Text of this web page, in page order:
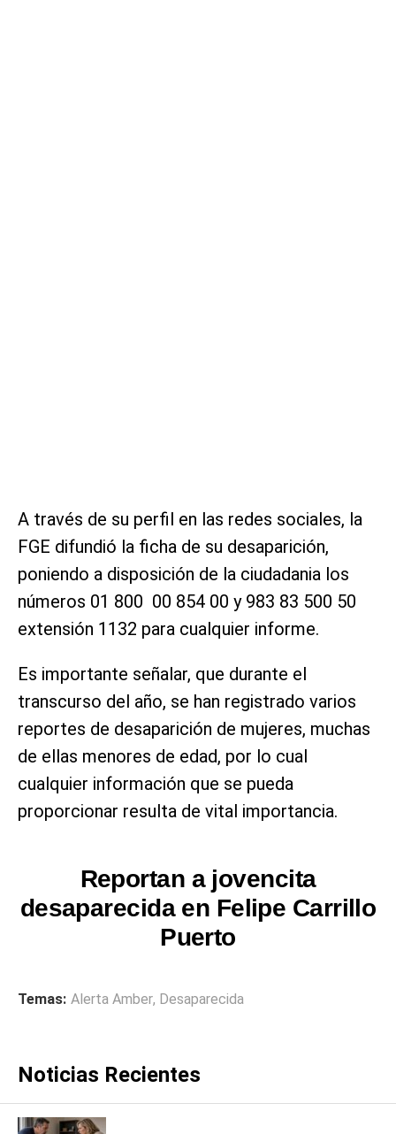
A través de su perfil en las redes sociales, la
FGE difundió la ficha de su desaparición,
poniendo a disposición de la ciudadania los
números 01 800 00 854 00 y 983 83 500 50
extensión 1132 para cualquier informe.
Es importante señalar, que durante el
transcurso del año, se han registrado varios
reportes de desaparición de mujeres, muchas
de ellas menores de edad, por lo cual
cualquier información que se pueda
proporcionar resulta de vital importancia.
Reportan a jovencita
desaparecida en Felipe Carrillo
Puerto
Temas: Alerta Amber, Desaparecida
Noticias Recientes